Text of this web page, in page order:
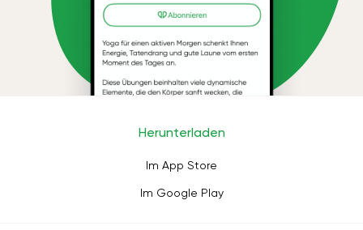
Herunterladen
Im App Store
Im Google Play